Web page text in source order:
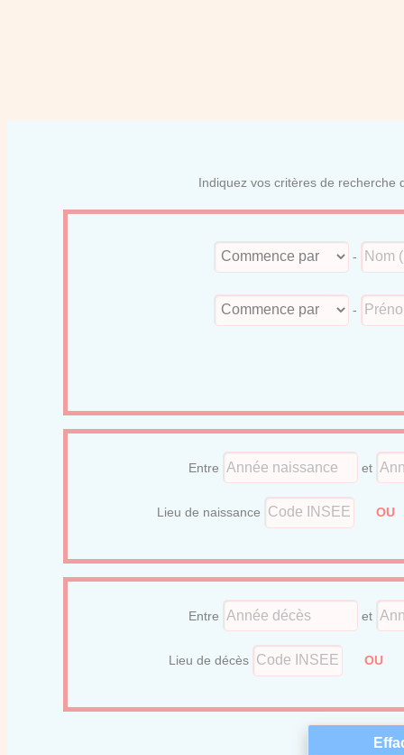
Indiquez vos critères de recherche
-
-
Entre et
Lieu de naissance
Entre et
Lieu de décès OU